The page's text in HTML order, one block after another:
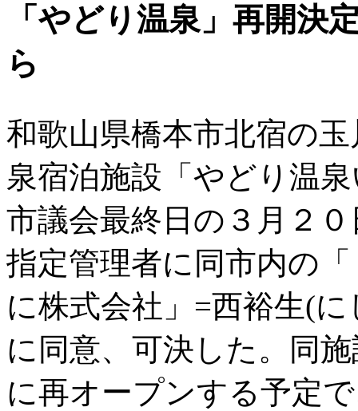
「やどり温泉」再開決
ら
和歌山県橋本市北宿の
泉宿泊施設「やどり温
市議会最終日の３月２
指定管理者に同市内の
に株式会社」=西裕生(
に同意、可決した。同
に再オープンする予定